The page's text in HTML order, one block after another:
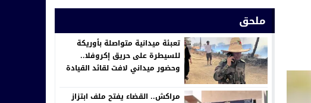
ملحق
تعبئة ميدانية متواصلة بأوريكة
للسيطرة على حريق إكروفلا..
وحضور ميداني لافت لقائد القيادة
مراكش.. القضاء يفتح ملف ابتزاز